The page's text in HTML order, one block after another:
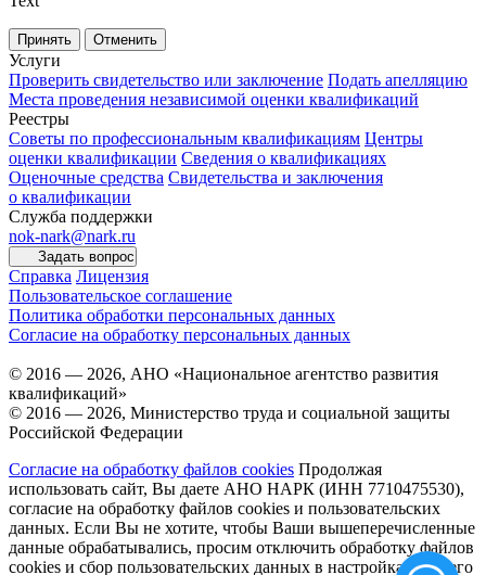
Принять Отменить
Услуги
Проверить свидетельство или заключение Подать апелляцию
Места проведения независимой оценки квалификаций
Реестры
Советы по профессиональным квалификациям Центры
оценки квалификации Сведения о квалификациях
Оценочные средства Свидетельства и заключения
о квалификации
Служба поддержки
nok-nark@nark.ru
Задать вопрос
Справка Лицензия
Пользовательское соглашение
Политика обработки персональных данных
Согласие на обработку персональных данных
© 2016 — 2026, АНО «Национальное агентство развития
квалификаций»
© 2016 — 2026, Министерство труда и социальной защиты
Российской Федерации
Согласие на обработку файлов cookies Продолжая
использовать сайт, Вы даете АНО НАРК (ИНН 7710475530),
согласие на обработку файлов cookies и пользовательских
данных. Если Вы не хотите, чтобы Ваши вышеперечисленные
данные обрабатывались, просим отключить обработку файлов
cookies и сбор пользовательских данных в настройках Вашего